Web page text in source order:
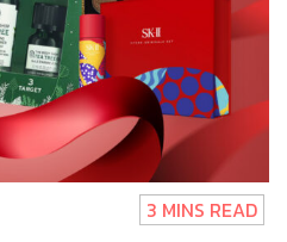
3 MINS READ